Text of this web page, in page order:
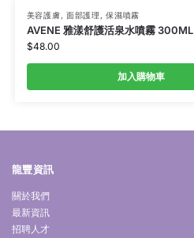
美容護膚, 面部護理 ,保濕噴霧
AVENE 雅漾舒護活泉水噴霧 300ML
$48.00
加入購物車
龍豐資訊
關於我們
最新資訊
招聘人才